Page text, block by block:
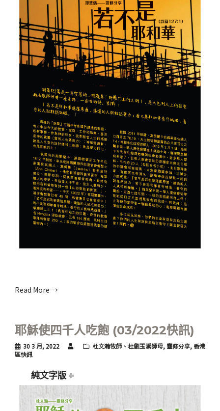
Read More →
耶穌使四千人吃飽 (03/2022快訊)
30 3 月, 2022 杜文瀚牧師、杜劉玉潔師母, 靈修分享, 香港
區快訊
純文字版